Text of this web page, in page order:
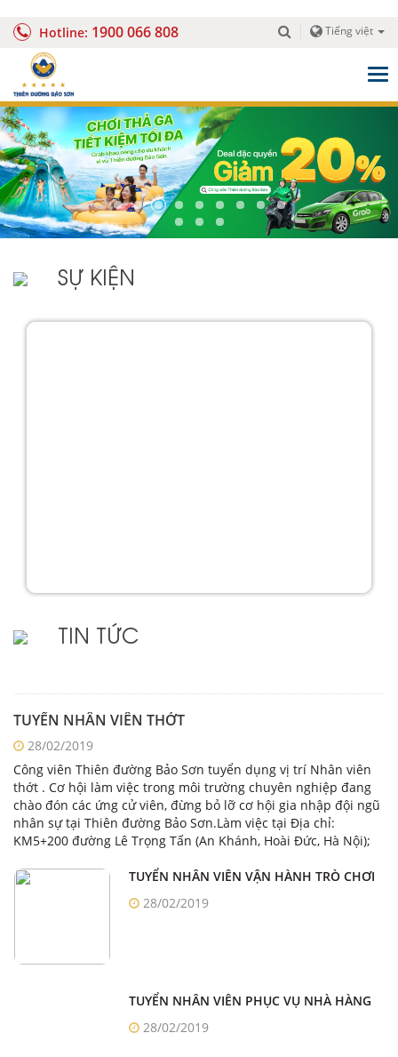
Hotline: 1900 066 808 Tiếng việt
SỰ KIỆN
TIN TỨC
TUYỂN NHÂN VIÊN THỚT
28/02/2019
Công viên Thiên đường Bảo Sơn tuyển dụng vị trí Nhân viên
thớt . Cơ hội làm việc trong môi trường chuyên nghiệp đang
chào đón các ứng cử viên, đừng bỏ lỡ cơ hội gia nhập đội ngũ
nhân sự tại Thiên đường Bảo Sơn.Làm việc tại Địa chỉ:
KM5+200 đường Lê Trọng Tấn (An Khánh, Hoài Đức, Hà Nội);
TUYỂN NHÂN VIÊN VẬN HÀNH TRÒ CHƠI
28/02/2019
TUYỂN NHÂN VIÊN PHỤC VỤ NHÀ HÀNG
28/02/2019